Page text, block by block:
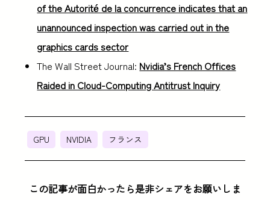
of the Autorité de la concurrence indicates that an
unannounced inspection was carried out in the
graphics cards sector
The Wall Street Journal: Nvidia’s French Offices
Raided in Cloud-Computing Antitrust Inquiry
GPU NVIDIA フランス
この記事が面白かったら是非シェアをお願いしま